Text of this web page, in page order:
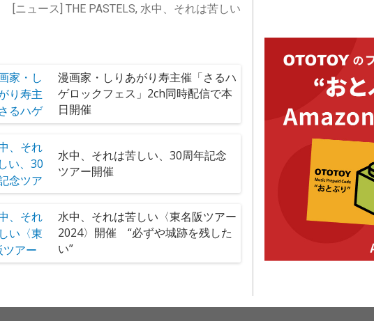
[ニュース] THE PASTELS, 水中、それは苦しい
漫画家・しりあがり寿主催「さるハ
ゲロックフェス」2ch同時配信で本
日開催
水中、それは苦しい、30周年記念
ツアー開催
水中、それは苦しい〈東名阪ツアー
2024〉開催 “必ずや城跡を残した
い”